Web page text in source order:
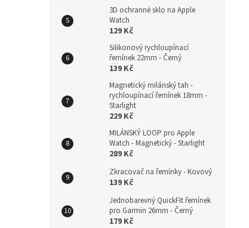
3D ochranné sklo na Apple
Watch
129 Kč
Silikonový rychloupínací
řemínek 22mm - Černý
139 Kč
Magnetický milánský tah -
rychloupínací řemínek 18mm -
Starlight
229 Kč
MILÁNSKÝ LOOP pro Apple
Watch - Magnetický - Starlight
289 Kč
Zkracovač na řemínky - Kovový
139 Kč
Jednobarevný QuickFit řemínek
pro Garmin 26mm - Černý
179 Kč